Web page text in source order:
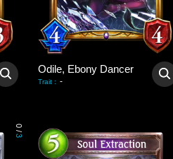
Odile, Ebony Dancer
Trait : -
0
/
3